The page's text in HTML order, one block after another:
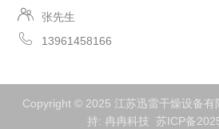
张先生
13961458166
Copyright © 2025 江苏迅雷干燥设备
持: 冉冉科技 苏ICP备